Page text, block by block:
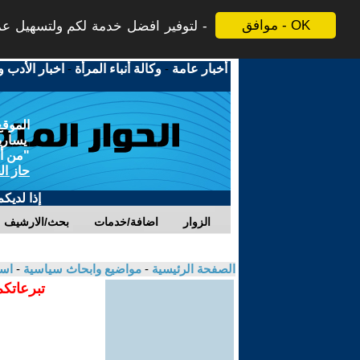
موافق - OK لتوفير افضل خدمة لكم ولتسهيل
أخبار عامة -وكالة أنباء المرأة - اخبار الأدب
"من
حاز
إذا
بحث/الارشيف اضافة/خدمات الزوار
الصفحة الرئيسية - مواضيع وابحاث سياسية -